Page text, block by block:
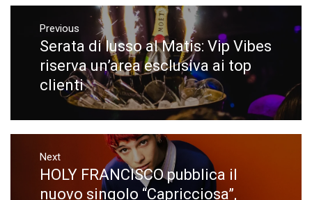
Navigazione
articoli
Previous
Previous
post:
Serata di lusso al Matis: Vip Vibes
riserva un’area esclusiva ai top
clienti
Next
Next
post:
HOLY FRANCISCO pubblica il
nuovo singolo “Capricciosa”,